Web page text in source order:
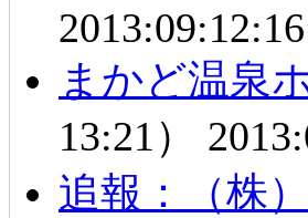
まかど温泉
13:21）
追報：（株